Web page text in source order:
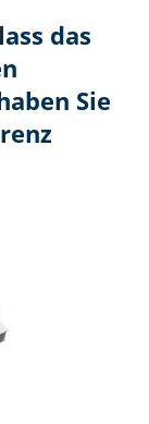
das
Sie